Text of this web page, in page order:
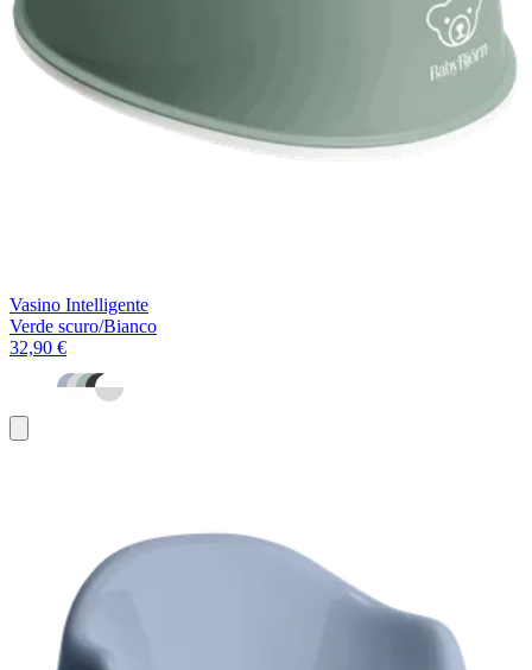
Vasino Intelligente
Verde scuro/Bianco
32,90 €
al